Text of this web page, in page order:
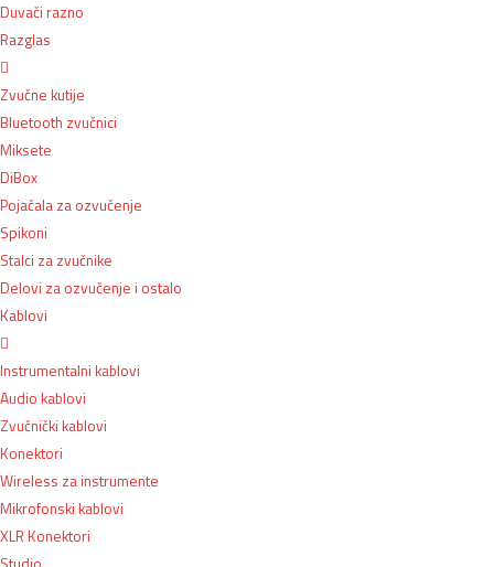
Duvači razno
Razglas
Zvučne kutije
Bluetooth zvučnici
Miksete
DiBox
Pojačala za ozvučenje
Spikoni
Stalci za zvučnike
Delovi za ozvučenje i ostalo
Kablovi
Instrumentalni kablovi
Audio kablovi
Zvučnički kablovi
Konektori
Wireless za instrumente
Mikrofonski kablovi
XLR Konektori